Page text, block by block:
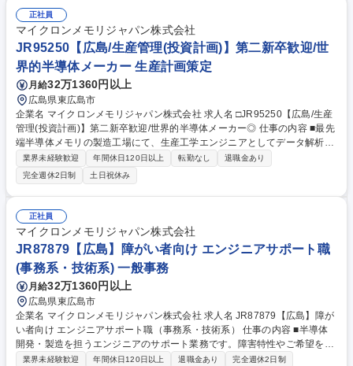
正社員
マイクロンメモリジャパン株式会社
JR95250【広島/生産管理(投資計画)】第二新卒歓迎/世
界的半導体メーカー 生産計画策定
月給32万1360円以上
広島県東広島市
企業名 マイクロンメモリジャパン株式会社 求人名 □JR95250【広島/生産
管理(投資計画)】第二新卒歓迎/世界的半導体メーカー◎ 仕事の内容 ■最先
端半導体メモリの製造工場にて、生産工学エンジニアとしてデータ解析を
通じた生産性の向上、設備投資戦略の立案、および中長期的な生産計画の
企画・シミュレーションなどをお任せします。 【詳細】生産工学エンジニ
ア：■データ解析を通じて生産性を高めるための改善提案や生産計画の立
案をご担当いただきます。 ■様々なデータを分析し、より高い生産性を実
現できる設備投資等の投資戦略立案や、生産計画の企画を担います。 ■最
先端半導体メモリの製造において生産性向上の役割を担う本業務は、当社
の中でも重要な役割を担う業務になります。 募集職種 □JR95250【広島/
生産管理(投資計画)】第二新卒歓迎/世界的半導体メーカー◎
業界未経験歓迎 年間休日120日以上 転勤なし
退職金あり
完全週休2日制
土日祝休み
正社員
マイクロンメモリジャパン株式会社
JR87879【広島】障がい者向け エンジニアサポート職
(事務系・技術系) 一般事務
月給32万1360円以上
広島県東広島市
企業名 マイクロンメモリジャパン株式会社 求人名 JR87879【広島】障が
い者向け エンジニアサポート職（事務系・技術系） 仕事の内容 ■半導体
開発・製造を担うエンジニアのサポート業務です。障害特性やご希望を考
慮し、データ集計やマニュアル改訂、部品発注、クリーンルーム内での装
業界未経験歓迎 年間休日120日以上 退職金あり
完全週休2日制